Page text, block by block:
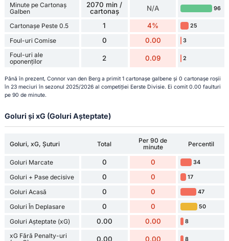
Minute pe Cartonaș
Galben
2070 min /
cartonaș
N/A 96
Cartonașe Peste 0.5 1 4% 25
Foul-uri Comise 0 0.00 3
Foul-uri ale
oponenților
2 0.09 2
Până în prezent, Connor van den Berg a primit 1 cartonașe galbene și 0 cartonașe roșii
în 23 meciuri în sezonul 2025/2026 al competiției Eerste Divisie. Ei comit 0.00 faulturi
pe 90 de minute.
Goluri și xG (Goluri Așteptate)
Goluri, xG, Șuturi Total
Per 90 de
minute
Percentil
Goluri Marcate 0 0 34
Goluri + Pase decisive 0 0 17
Goluri Acasă 0 0 47
Goluri În Deplasare 0 0 50
Goluri Așteptate (xG) 0.00 0.00 8
xG Fără Penalty-uri
0.00 0.00 8